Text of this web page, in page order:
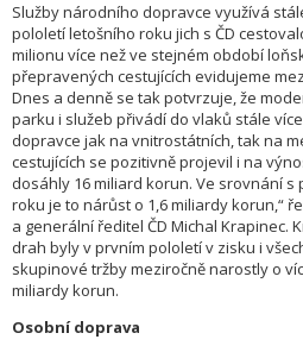
Služby národního dopravce využívá
pololetí letošního roku jich s ČD
milionu více než ve stejném období
přepravených cestujících evidujeme
Dnes a denně se tak potvrzuje, že
parku i služeb přivádí do vlaků stále
dopravce jak na vnitrostátních, tak na
cestujících se pozitivně projevil i na
dosáhly 16 miliard korun. Ve srovnání
roku je to nárůst o 1,6 miliardy korun,“
a generální ředitel ČD Michal Krapinec.
drah byly v prvním pololetí v zisku i
skupinové tržby meziročně narostly o
miliardy korun.
Osobní doprava